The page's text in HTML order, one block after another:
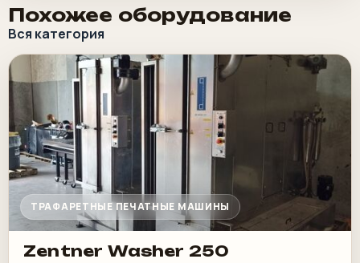
Похожее оборудование
Вся категория
ТРАФАРЕТНЫЕ ПЕЧАТНЫЕ МАШИНЫ
Zentner Washer 250